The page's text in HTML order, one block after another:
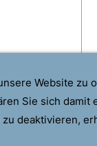
Website zu
Sie sich damit
deaktivieren,